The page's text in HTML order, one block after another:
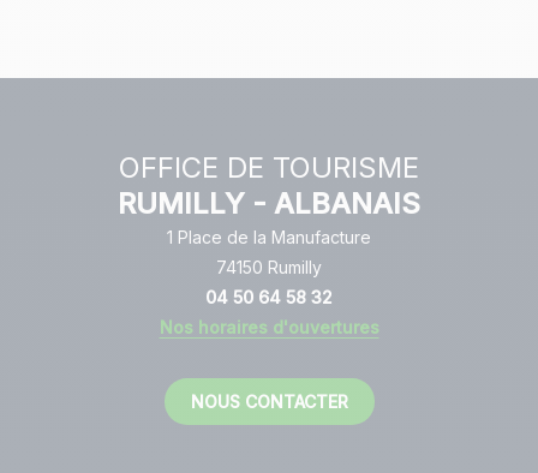
OFFICE DE TOURISME
RUMILLY - ALBANAIS
1 Place de la Manufacture
74150 Rumilly
04 50 64 58 32
Nos horaires d'ouvertures
NOUS CONTACTER